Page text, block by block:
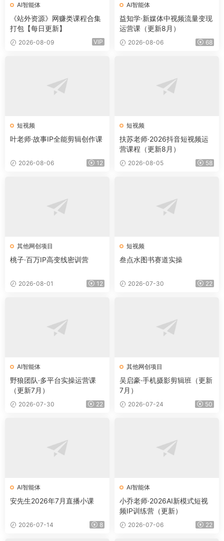
AI智能体
《站外资源》网赚类课程合集
打包【每日更新】
2026-08-09 VIP
AI智能体
益知学·新媒体中视频流量变现
运营课（更新8月）
2026-08-06 68
短视频
叶老师·故事IP全能剪辑创作课
2026-08-06 12
短视频
扶苏老师·2026抖音短视频运
营课程（更新8月）
2026-08-05 58
其他网创项目
桃子·百万IP高变线密训营
2026-08-01 12
短视频
叁点水图书赛道实操
2026-07-30 22
AI智能体
野狼团队·多平台实操运营课
（更新7月）
2026-07-30 22
其他网创项目
吴启豪·手机摄影剪辑班（更新
7月）
2026-07-24 50
AI智能体
安先生2026年7月直播小课
2026-07-14 8
AI智能体
小乔老师·2026AI新模式短视
频IP训练营（更新）
2026-07-06 22